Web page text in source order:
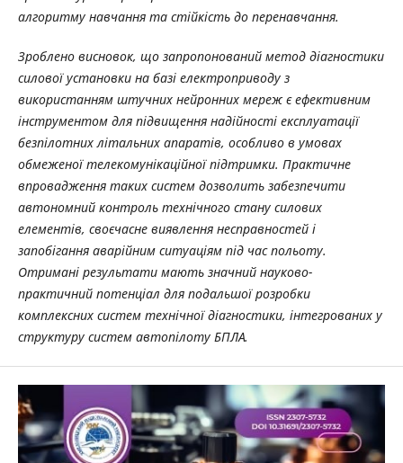
алгоритму навчання та стійкість до перенавчання.
Зроблено висновок, що запропонований метод діагностики
силової установки на базі електроприводу з
використанням штучних нейронних мереж є ефективним
інструментом для підвищення надійності експлуатації
безпілотних літальних апаратів, особливо в умовах
обмеженої телекомунікаційної підтримки. Практичне
впровадження таких систем дозволить забезпечити
автономний контроль технічного стану силових
елементів, своєчасне виявлення несправностей і
запобігання аварійним ситуаціям під час польоту.
Отримані результати мають значний науково-
практичний потенціал для подальшої розробки
комплексних систем технічної діагностики, інтегрованих у
структуру систем автопілоту БПЛА.